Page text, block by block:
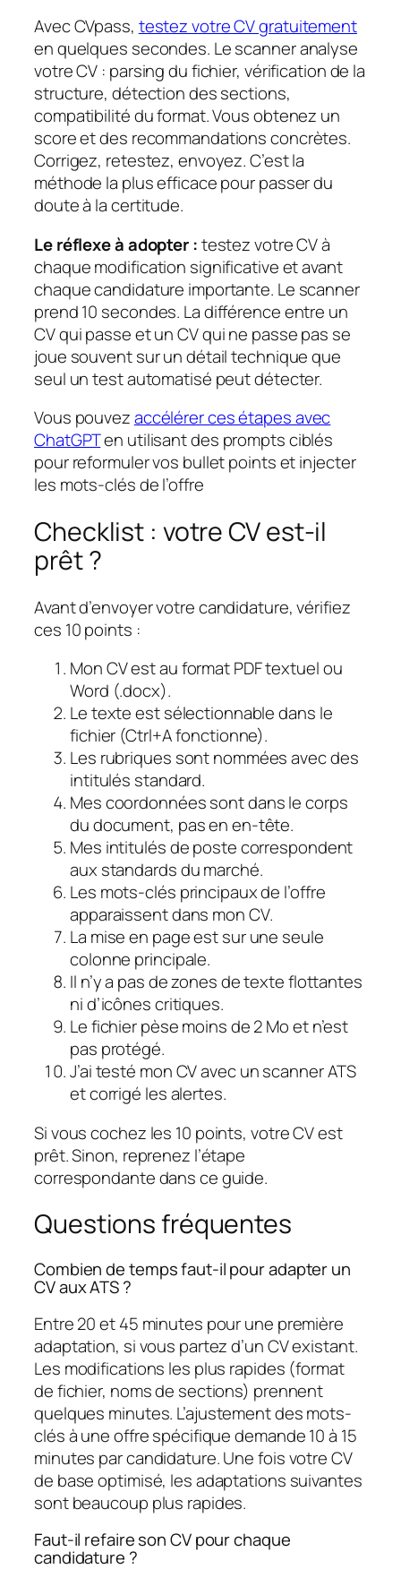
Avec CVpass, testez votre CV gratuitement
en quelques secondes. Le scanner analyse
votre CV : parsing du fichier, vérification de la
structure, détection des sections,
compatibilité du format. Vous obtenez un
score et des recommandations concrètes.
Corrigez, retestez, envoyez. C’est la
méthode la plus efficace pour passer du
doute à la certitude.
Le réflexe à adopter :testez votre CV à
chaque modification significative et avant
chaque candidature importante. Le scanner
prend 10 secondes. La différence entre un
CV qui passe et un CV qui ne passe pas se
joue souvent sur un détail technique que
seul un test automatisé peut détecter.
Vous pouvezaccélérer ces étapes avec
ChatGPTen utilisant des prompts ciblés
pour reformuler vos bullet points et injecter
les mots-clés de l’offre
Checklist : votre CV est-il
prêt ?
Avant d’envoyer votre candidature, vérifiez
ces 10 points :
Mon CV est au format PDF textuel ou
Word (.docx).
Le texte est sélectionnable dans le
fichier (Ctrl+A fonctionne).
Les rubriques sont nommées avec des
intitulés standard.
Mes coordonnées sont dans le corps
du document, pas en en-tête.
Mes intitulés de poste correspondent
aux standards du marché.
Les mots-clés principaux de l’offre
apparaissent dans mon CV.
La mise en page est sur une seule
colonne principale.
Il n’y a pas de zones de texte flottantes
ni d’icônes critiques.
Le fichier pèse moins de 2 Mo et n’est
pas protégé.
J’ai testé mon CV avec un scanner ATS
et corrigé les alertes.
Si vous cochez les 10 points, votre CV est
prêt. Sinon, reprenez l’étape
correspondante dans ce guide.
Questions fréquentes
Combien de temps faut-il pour adapter un
CV aux ATS ?
Entre 20 et 45 minutes pour une première
adaptation, si vous partez d’un CV existant.
Les modifications les plus rapides (format
de fichier, noms de sections) prennent
quelques minutes. L’ajustement des mots-
clés à une offre spécifique demande 10 à 15
minutes par candidature. Une fois votre CV
de base optimisé, les adaptations suivantes
sont beaucoup plus rapides.
Faut-il refaire son CV pour chaque
candidature ?